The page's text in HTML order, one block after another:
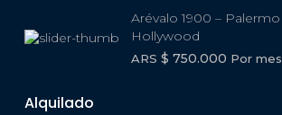
Arévalo 1900 – Palermo
Hollywood
ARS $ 750.000 Por mes
Alquilado